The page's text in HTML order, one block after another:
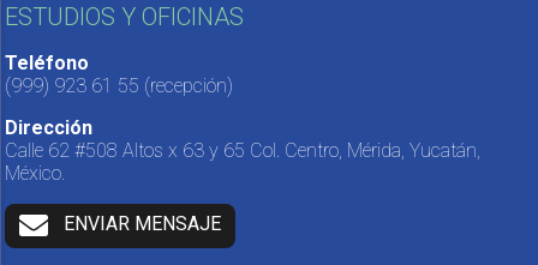
ESTUDIOS Y OFICINAS
Teléfono
(999) 923 61 55 (recepción)
Dirección
Calle 62 #508 Altos x 63 y 65 Col. Centro, Mérida, Yucatán,
México.
ENVIAR MENSAJE